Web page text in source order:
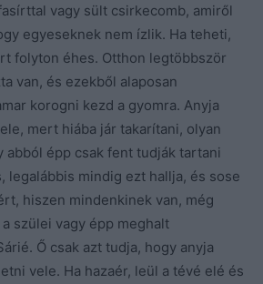
vagy sült csirkecomb, amiről
egyeseknek nem ízlik. Ha teheti,
folyton éhes. Otthon legtöbbször
van, és ezekből alaposan
korogni kezd a gyomra. Anyja
mert hiába jár takarítani, olyan
abból épp csak fent tudják tartani
legalábbis mindig ezt hallja, és sose
hiszen mindenkinek van, még
szülei vagy épp meghalt
Ő csak azt tudja, hogy anyja
vele. Ha hazaér, leül a tévé elé és